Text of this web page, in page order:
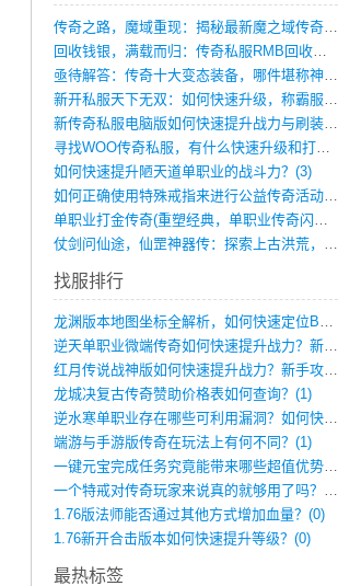
传奇之路，魔域重现：揭秘最新魔之域传奇攻(712)
回收钱银，满载而归：传奇私服RMB回收装(548)
亟待解答：传奇十大变态装备，哪件堪称神器(347)
新开私服天下无双：如何快速升级，称霸服务(681)
新传奇私服电脑版如何快速提升战力与刷装备(835)
寻找WOO传奇私服，有什么快速升级和打宝(864)
如何快速提升陋天道单职业的战斗力？(3)
如何正确使用特殊戒指来进行公益传奇活动？(10)
单职业打金传奇(重塑经典，单职业传奇闪耀(10)
仗剑问仙途，仙罡神器传：探索上古洪荒，揭(813)
找服排行
龙渊版本地图坐标全解析，如何快速定位BO(3)
逆天单职业微端传奇如何快速提升战力？新手(2)
红月传说战神版如何快速提升战力？新手攻略(2)
龙城决复古传奇赞助价格表如何查询？(1)
逆水寒单职业存在哪些可利用漏洞？如何快速(1)
端游与手游版传奇在玩法上有何不同？(1)
一键元宝完成任务究竟能带来哪些超值优势？(0)
一个特戒对传奇玩家来说真的就够用了吗？(0)
1.76版法师能否通过其他方式增加血量？(0)
1.76新开合击版本如何快速提升等级？(0)
最热标签